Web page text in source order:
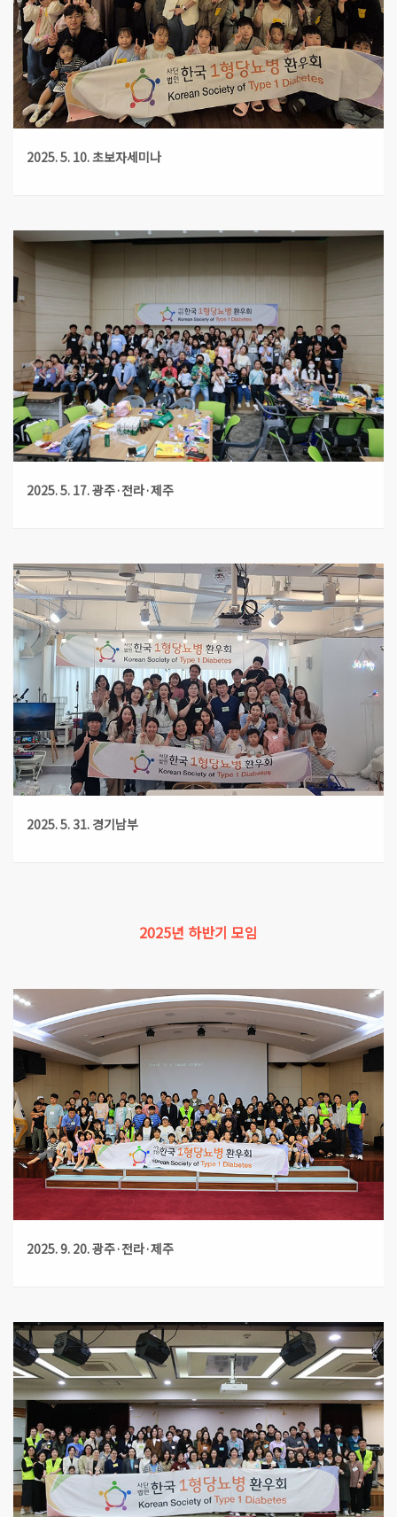
2025. 5. 10. 초보자세미나
2025. 5. 17. 광주·전라·제주
2025. 5. 31. 경기남부
2025년 하반기 모임
2025. 9. 20. 광주·전라·제주